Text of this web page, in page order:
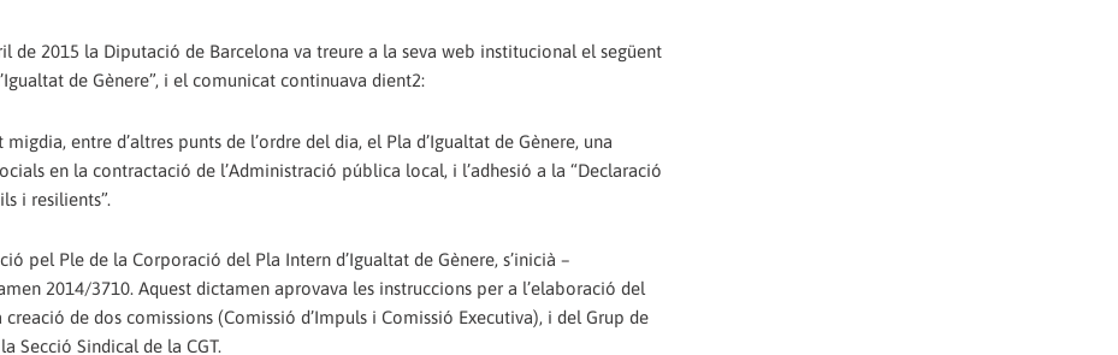
2015 la Diputació de Barcelona va treure a la seva web institucional el següent
de Gènere”, i el comunicat continuava dient2:
entre d’altres punts de l’ordre del dia, el Pla d’Igualtat de Gènere, una
en la contractació de l’Administració pública local, i l’adhesió a la “Declaració
i resilients”.
pel Ple de la Corporació del Pla Intern d’Igualtat de Gènere, s’inicià –
2014/3710. Aquest dictamen aprovava les instruccions per a l’elaboració del
de dos comissions (Comissió d’Impuls i Comissió Executiva), i del Grup de
Secció Sindical de la CGT.